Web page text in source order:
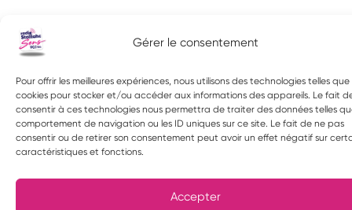
Gérer le consentement
Pour offrir les meilleures expériences, nous utilisons des technologies telles que
cookies pour stocker et/ou accéder aux informations des appareils. Le fait
consentir à ces technologies nous permettra de traiter des données telles
comportement de navigation ou les ID uniques sur ce site. Le fait de ne pas
consentir ou de retirer son consentement peut avoir un effet négatif sur
caractéristiques et fonctions.
Accepter